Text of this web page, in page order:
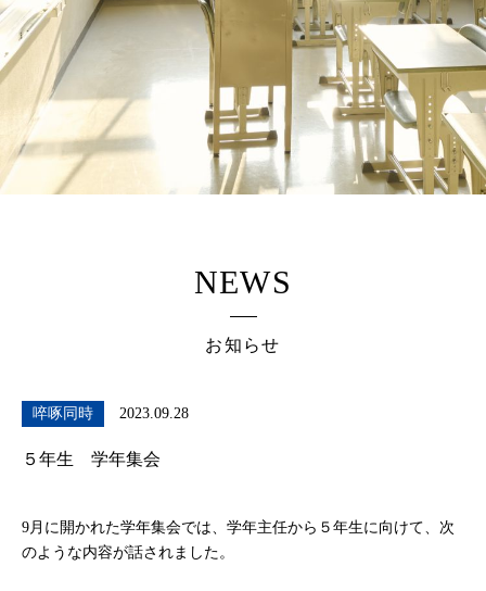
NEWS
お知らせ
啐啄同時 2023.09.28
５年生 学年集会
9月に開かれた学年集会では、学年主任から５年生に向けて、次
のような内容が話されました。